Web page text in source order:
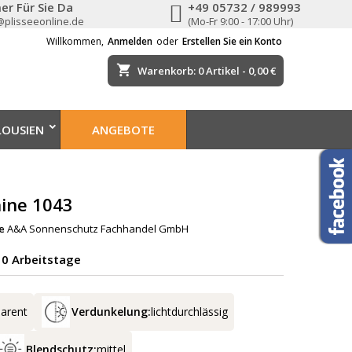
Für Sie Da +49 05732 / 989993
(Mo-Fr 9:00 - 17:00 Uhr)
Willkommen, Anmelden oder Erstellen Sie ein Konto
shopping_cart Warenkorb: 0Artikel - 0,00 €
ANGEBOTE
1043
A&A Sonnenschutz Fachhandel GmbH
Arbeitstage
Verdunkelung:lichtdurchlässig